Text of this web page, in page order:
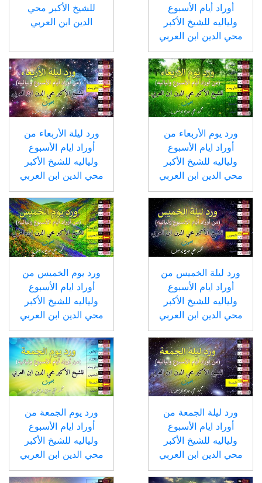
أوراد أيام الأسبوع
ولياليه للشيخ الأكبر
محي الدين ابن العربي
للشيخ الأكبر محي
الدين ابن العربي
ورد يوم الأربعاء من
أوراد ايام الأسبوع
ولياليه للشيخ الأكبر
محي الدين ابن العربي
ورد ليلة الأربعاء من
أوراد ايام الأسبوع
ولياليه للشيخ الأكبر
محي الدين ابن العربي
ورد ليلة الخميس من
أوراد ايام الأسبوع
ولياليه للشيخ الأكبر
محي الدين ابن العربي
ورد يوم الخميس من
أوراد ايام الأسبوع
ولياليه للشيخ الأكبر
محي الدين ابن العربي
ورد ليلة الجمعة من
أوراد ايام الأسبوع
ولياليه للشيخ الأكبر
محي الدين ابن العربي
ورد يوم الجمعة من
أوراد ايام الأسبوع
ولياليه للشيخ الأكبر
محي الدين ابن العربي